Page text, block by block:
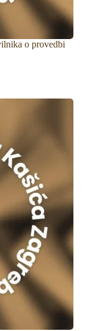
o provedbi